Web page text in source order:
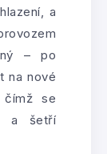
a
– po
na nové
čímž se
a šetří